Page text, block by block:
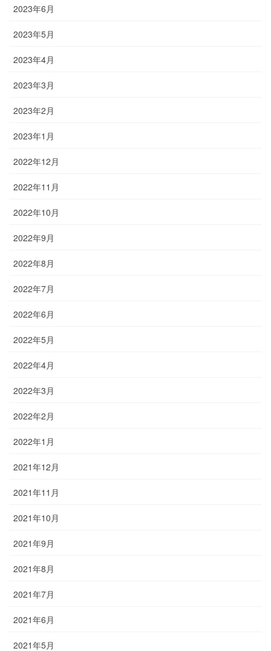
2023年6月
2023年5月
2023年4月
2023年3月
2023年2月
2023年1月
2022年12月
2022年11月
2022年10月
2022年9月
2022年8月
2022年7月
2022年6月
2022年5月
2022年4月
2022年3月
2022年2月
2022年1月
2021年12月
2021年11月
2021年10月
2021年9月
2021年8月
2021年7月
2021年6月
2021年5月